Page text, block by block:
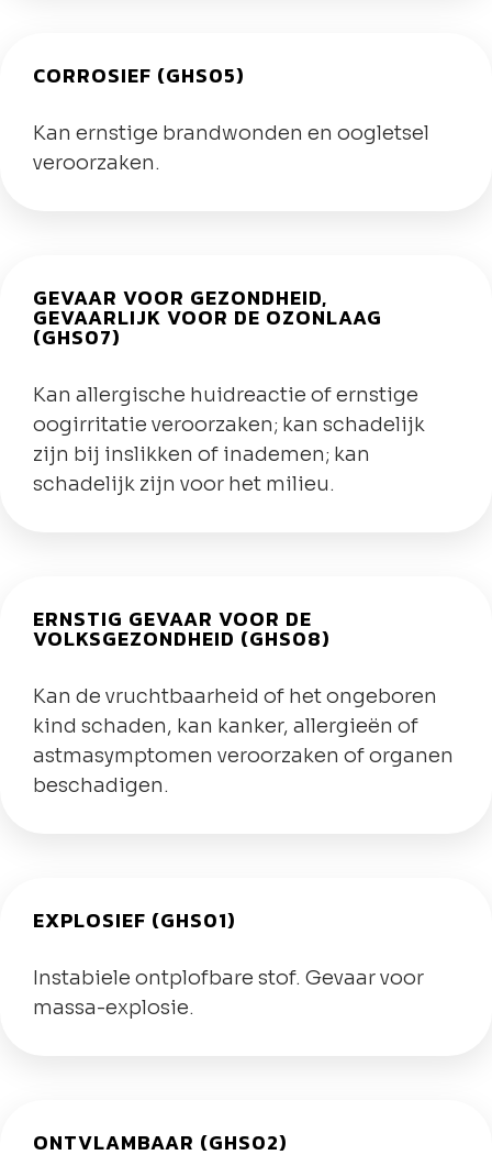
CORROSIEF (GHS05)
Kan ernstige brandwonden en oogletsel
veroorzaken.
GEVAAR VOOR GEZONDHEID,
GEVAARLIJK VOOR DE OZONLAAG
(GHS07)
Kan allergische huidreactie of ernstige
oogirritatie veroorzaken; kan schadelijk
zijn bij inslikken of inademen; kan
schadelijk zijn voor het milieu.
ERNSTIG GEVAAR VOOR DE
VOLKSGEZONDHEID (GHS08)
Kan de vruchtbaarheid of het ongeboren
kind schaden, kan kanker, allergieën of
astmasymptomen veroorzaken of organen
beschadigen.
EXPLOSIEF (GHS01)
Instabiele ontplofbare stof. Gevaar voor
massa-explosie.
ONTVLAMBAAR (GHS02)